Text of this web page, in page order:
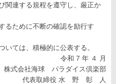
関連する規程を遵守し、厳正か
るために不断の確認を励行す
いては、積極的に公表する。
令和 7 年 ４ 月
株式会社海球 パラダイス倶楽部
代表取締役 水 野 彰 人